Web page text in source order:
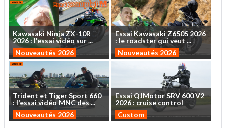
Kawasaki NinjaZX-10R
2026: l'essaividéo sur...
Nouveautés 2026
Essai Kawasaki Z650S 2026
: le roadsterquiveut ...
Nouveautés 2026
Trident et TigerSport 660
: l'essaividéo MNCdes...
Nouveautés 2026
EssaiQJMotorSRV 600V2
2026 : cruise control
Custom